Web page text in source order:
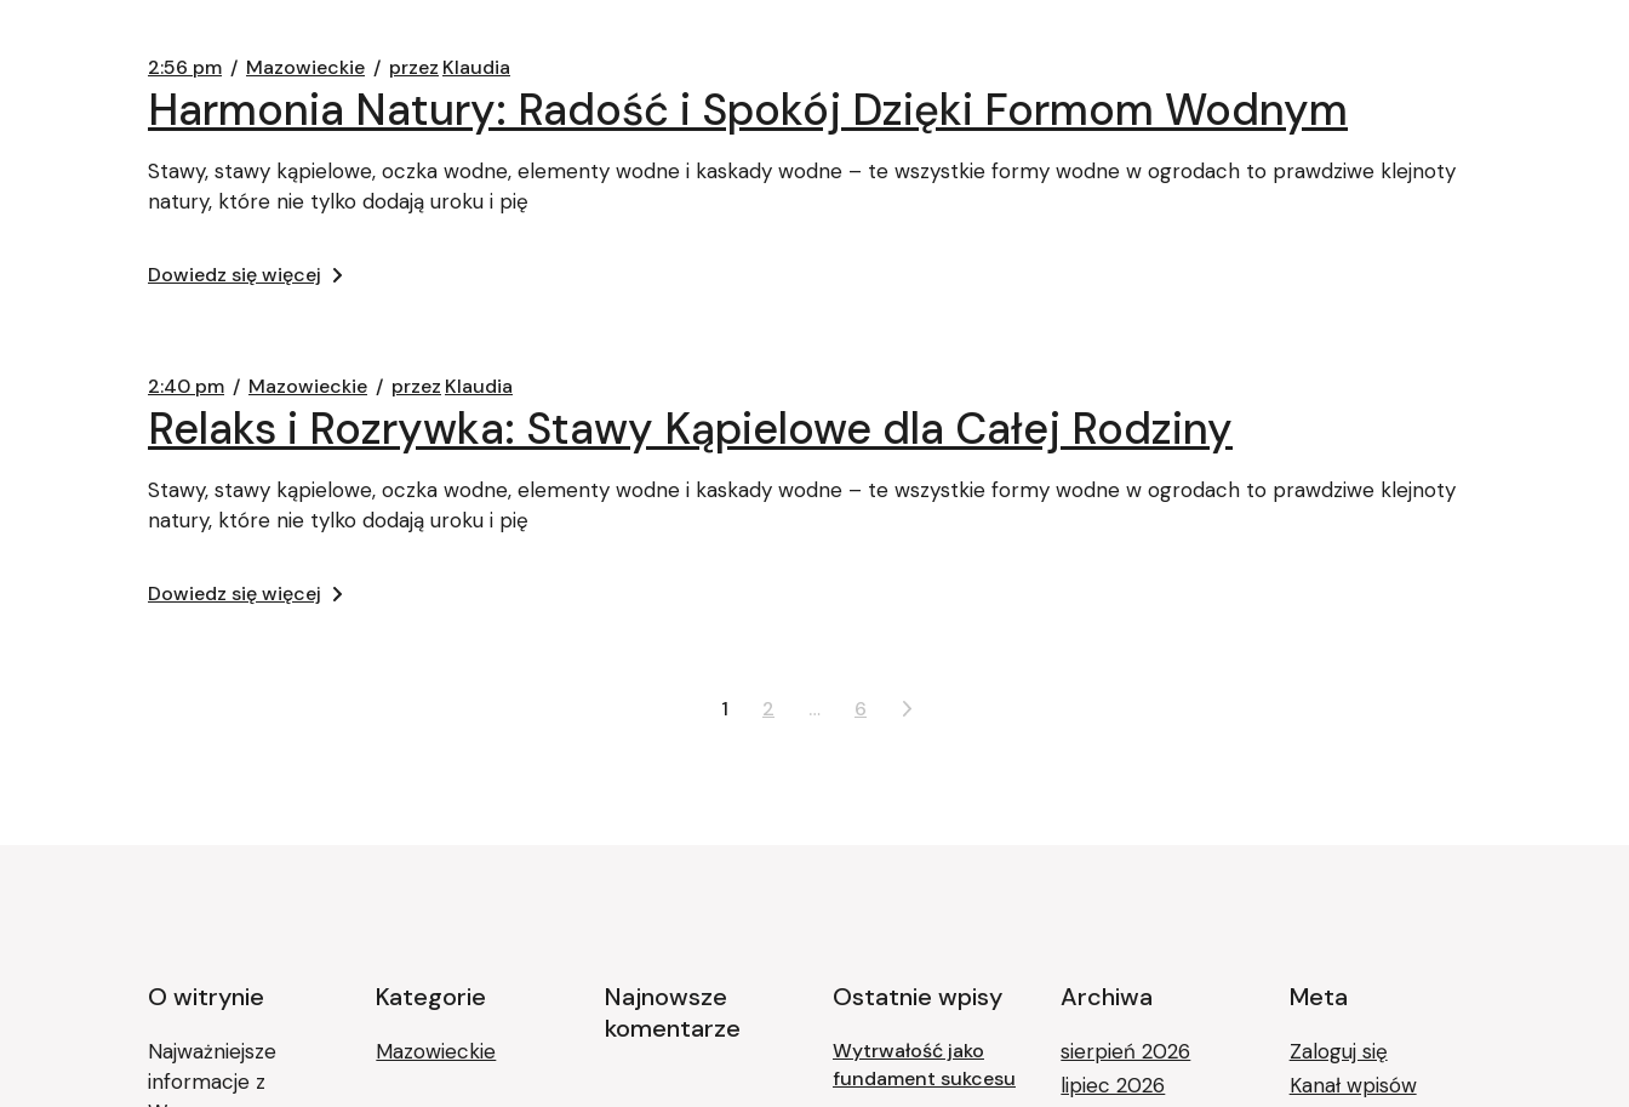
2:56 pm Mazowieckie przez Klaudia
Harmonia Natury: Radość i Spokój Dzięki Formom Wodnym
Stawy, stawy kąpielowe, oczka wodne, elementy wodne i kaskady wodne – te wszystkie formy wodne w ogrodach to prawdziwe klejnoty
natury, które nie tylko dodają uroku i pię
Dowiedz się więcej
2:40 pm Mazowieckie przez Klaudia
Relaks i Rozrywka: Stawy Kąpielowe dla Całej Rodziny
Stawy, stawy kąpielowe, oczka wodne, elementy wodne i kaskady wodne – te wszystkie formy wodne w ogrodach to prawdziwe klejnoty
natury, które nie tylko dodają uroku i pię
Dowiedz się więcej
1 2 … 6
O witrynie
Najważniejsze
informacje z
Kategorie
Mazowieckie
Najnowsze
komentarze
Ostatnie wpisy
Wytrwałość jako
fundament sukcesu
Archiwa
sierpień 2026
lipiec 2026
Meta
Zaloguj się
Kanał wpisów